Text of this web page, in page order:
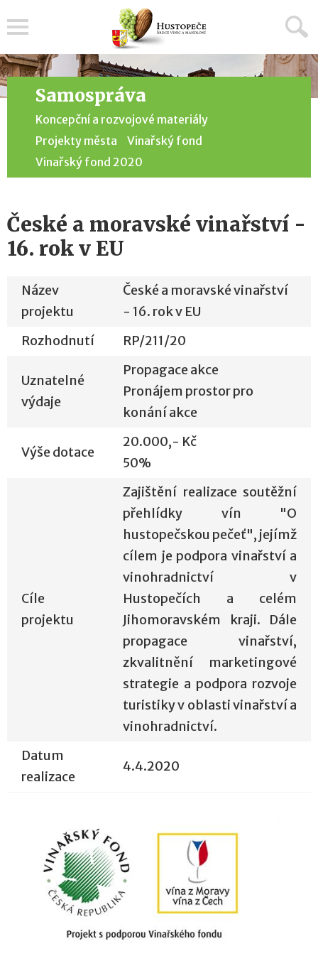
Samospráva
Koncepční a rozvojové materiály
Projekty města
Vinařský fond
Vinařský fond 2020
České a moravské vinařství -
16. rok v EU
Název
projektu
České a moravské vinařství
- 16. rok v EU
Rozhodnutí
RP/211/20
Uznatelné
výdaje
Propagace akce
Pronájem prostor pro
konání akce
Výše dotace
20.000,- Kč
50%
Cíle
projektu
Zajištění realizace soutěžní
přehlídky vín "O
hustopečskou pečeť", jejímž
cílem je podpora vinařství a
vinohradnictví v
Hustopečích a celém
Jihomoravském kraji. Dále
propagace vinařství,
zkvalitnění marketingové
strategie a podpora rozvoje
turistiky v oblasti vinařství a
vinohradnictví.
Datum
realizace
4.4.2020